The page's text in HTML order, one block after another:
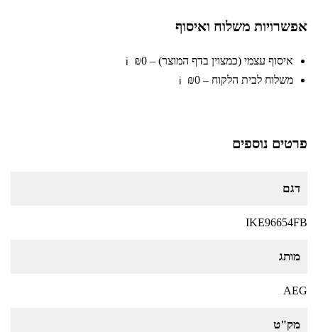
אפשרויות משלוח ואיסוף
איסוף עצמי (כמצוין בדף המוצר) – ₪0 ℹ️
משלוח לבית הלקוח – ₪0 ℹ️
פרטים נוספים
דגם
IKE96654FB
מותג
AEG
מק"ט